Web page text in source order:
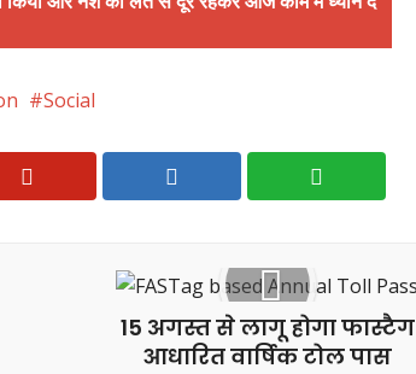
Social
15 अगस्त से लागू होगा फास्टैग
आधारित वार्षिक टोल पास